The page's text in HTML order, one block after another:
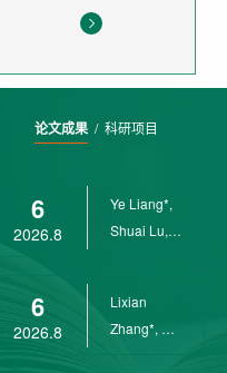
论文成果/ 科研项目
6
2026.8
Ye Liang*,
Shuai Lu,
6
2026.8
Lixian
Zhang*, Ye